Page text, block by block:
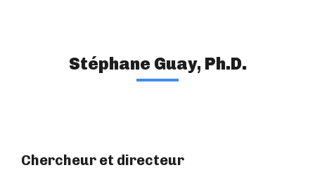
Stéphane Guay, Ph.D.
Chercheur et directeur